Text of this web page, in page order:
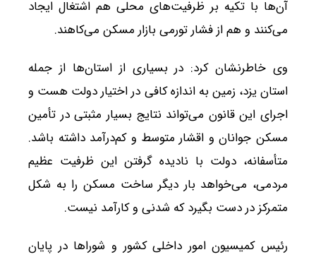
آن‌ها با تکیه بر ظرفیت‌های محلی هم اشتغال ایجاد
می‌کنند و هم از فشار تورمی بازار مسکن می‌کاهند.
وی خاطرنشان کرد: در بسیاری از استان‌ها از جمله
استان یزد، زمین به اندازه کافی در اختیار دولت هست و
اجرای این قانون می‌تواند نتایج بسیار مثبتی در تأمین
مسکن جوانان و اقشار متوسط و کم‌درآمد داشته باشد.
متأسفانه، دولت با نادیده گرفتن این ظرفیت عظیم
مردمی، می‌خواهد بار دیگر ساخت مسکن را به شکل
متمرکز در دست بگیرد که شدنی و کارآمد نیست.
رئیس کمیسیون امور داخلی کشور و شوراها در پایان